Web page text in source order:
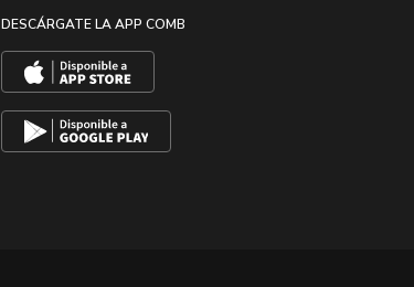
DESCÁRGATE LA APP COMB